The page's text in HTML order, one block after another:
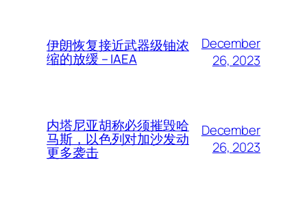
伊朗恢复接近武器级铀浓
缩的放缓 – IAEA
December
26, 2023
内塔尼亚胡称必须摧毁哈
马斯，以色列对加沙发动
更多袭击
December
26, 2023